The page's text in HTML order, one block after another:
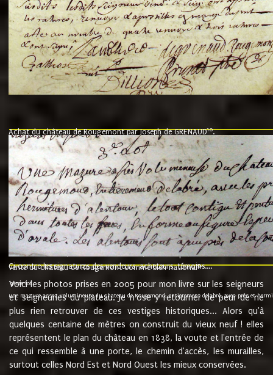
Achat du château de Rougemont par Joseph de GRENAUD10.
"l'an mil six cent soixante treze le ving neuvième jour du mois de
nommé fut présent Messire Claude Guillaume de Moyriat chevalier baron
vend, purement simplement et irrevocablement a monseigneur monsieur
et chavannes conseiller du roy au parlement de Bourgogne, present et
que le dit seigneur Baron de la Vellière a sur ses hommes, indivisables et
de la Velliere tout ainsi et comme le dit seigneur Baron et ses
présent......"
suivent les rentes, donation des terriers, etc... au prix de 880 livre louis
Ci contre les signatures des vendeurs, acheteurs, témoins....
vente du château de Rougemont comme bien national9.
"3ème lot
une mazure assez volumineuse du chateau de Rougemond, entierement delabré, avec près et
Voici les photos prises en 2005 pour mon livre sur les seigneurs
et seigneuries du plateau. Je n'ose y retourner de peur de ne
plus rien retrouver de ces vestiges historiques... Alors qu'à
quelques centaine de mètres on construit du vieux neuf ! elles
représentent le plan du château en 1838, la voute et l'entrée de
ce qui ressemble à une porte, le chemin d'accès, les murailles,
surtout celles Nord Est et Nord Ouest les mieux conservées.